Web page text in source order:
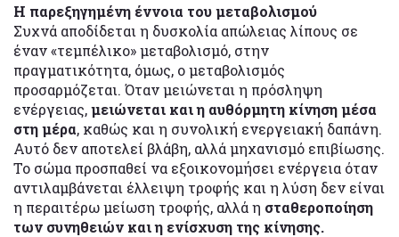
Η παρεξηγημένη έννοια του μεταβολισμού
Συχνά αποδίδεται η δυσκολία απώλειας λίπους σε
έναν «τεμπέλικο» μεταβολισμό, στην
πραγματικότητα, όμως, ο μεταβολισμός
προσαρμόζεται. Όταν μειώνεται η πρόσληψη
ενέργειας,μειώνεται και η αυθόρμητη κίνηση μέσα
στη μέρα, καθώς και η συνολική ενεργειακή δαπάνη.
Αυτό δεν αποτελεί βλάβη, αλλά μηχανισμό επιβίωσης.
Το σώμα προσπαθεί να εξοικονομήσει ενέργεια όταν
αντιλαμβάνεται έλλειψη τροφής και η λύση δεν είναι
η περαιτέρω μείωση τροφής, αλλά η σταθεροποίηση
των συνηθειών και η ενίσχυση της κίνησης.